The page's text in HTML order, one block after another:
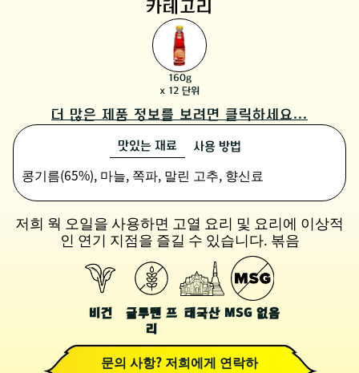
저희 웍 오일을 사용하면 고열 요리 및 요리에 이상적
인 연기 지점을 즐길 수 있습니다. 볶음
비건
글루텐 프
리
태국산 MSG 없음
문의 사항? 저희에게 연락하
카테고리
160g
x 12 단위
더 많은 제품 정보를 보려면 클릭하세요...
맛있는 재료 사용 방법
콩기름(65%), 마늘, 쪽파, 말린 고추, 향신료